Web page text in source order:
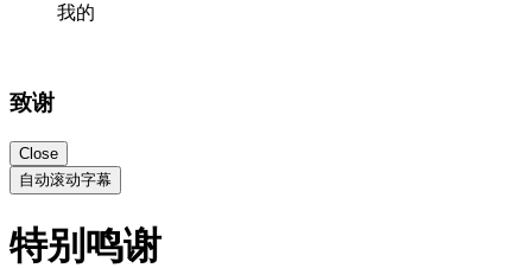
我的
致谢
Close
自动滚动字幕
特别鸣谢